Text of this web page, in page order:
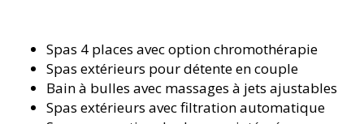
Spas 4 places avec option chromothérapie
Spas extérieurs pour détente en couple
Bain à bulles avec massages à jets ajustables
Spas extérieurs avec filtration automatique